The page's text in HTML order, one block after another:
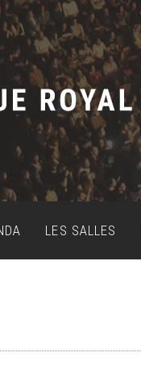
LES SALLES